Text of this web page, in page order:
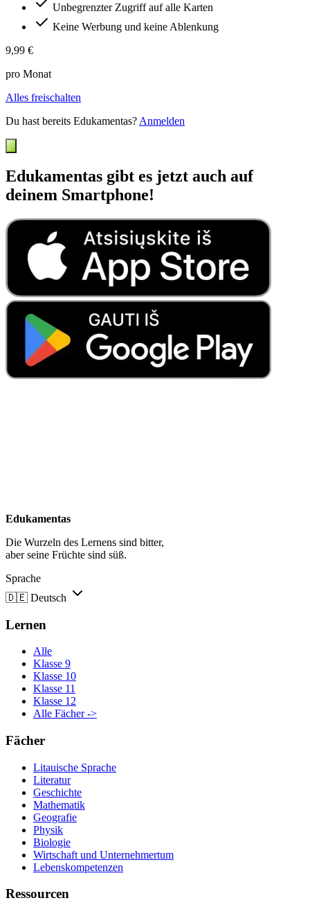
Unbegrenzter Zugriff auf alle Karten
Keine Werbung und keine Ablenkung
9,99 €
pro Monat
Alles freischalten
Du hast bereits Edukamentas? Anmelden
Edukamentas gibt es jetzt auch auf
deinem Smartphone!
Edukamentas
Die Wurzeln des Lernens sind bitter,
aber seine Früchte sind süß.
Sprache
🇩🇪 Deutsch
Lernen
Alle
Klasse 9
Klasse 10
Klasse 11
Klasse 12
Alle Fächer ->
Fächer
Litauische Sprache
Literatur
Geschichte
Mathematik
Geografie
Physik
Biologie
Wirtschaft und Unternehmertum
Lebenskompetenzen
Ressourcen